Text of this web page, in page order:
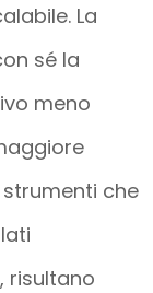
La
sé la
meno
che
risultano